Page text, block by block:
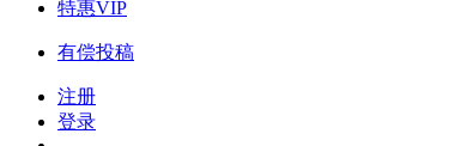
特惠VIP
有偿投稿
注册
登录